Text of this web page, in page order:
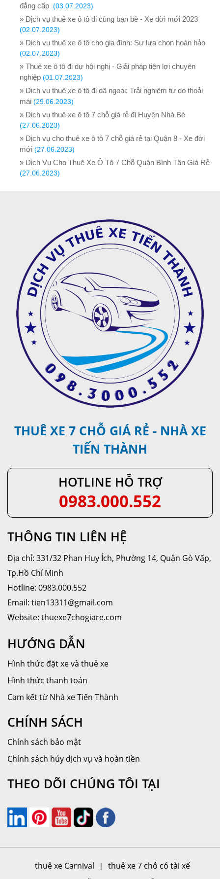
đẳng cấp (03.07.2023)
» Dịch vụ thuê xe ô tô đi cùng bạn bè - Xe đời mới 2023
(02.07.2023)
» Dịch vụ thuê xe ô tô cho gia đình: Sự lựa chọn hoàn hảo
(02.07.2023)
» Thuê xe ô tô đi dự hội nghị - Giải pháp tiện lợi chuyên
nghiệp (01.07.2023)
» Dịch vụ thuê xe ô tô đi dã ngoại: Trải nghiệm tự do thoải
mái (29.06.2023)
» Dịch vụ thuê xe ô tô 7 chỗ giá rẻ đi Huyện Nhà Bè
(27.06.2023)
» Dịch vụ cho thuê xe ô tô 7 chỗ giá rẻ tại Quận 8 - Xe đời
mới (27.06.2023)
» Dịch Vụ Cho Thuê Xe Ô Tô 7 Chỗ Quận Bình Tân Giá Rẻ
(27.06.2023)
THUÊ XE 7 CHỖ GIÁ RẺ - NHÀ XE
TIẾN THÀNH
HOTLINE HỖ TRỢ
0983.000.552
THÔNG TIN LIÊN HỆ
Địa chỉ: 331/32 Phan Huy Ích, Phường 14, Quận Gò Vấp,
Tp.Hồ Chí Minh
Hotline: 0983.000.552
Email: tien13311@gmail.com
Website: thuexe7chogiare.com
HƯỚNG DẪN
Hình thức đặt xe và thuê xe
Hình thức thanh toán
Cam kết từ Nhà xe Tiến Thành
CHÍNH SÁCH
Chính sách bảo mật
Chính sách hủy dịch vụ và hoàn tiền
THEO DÕI CHÚNG TÔI TẠI
thuê xe Carnival
thuê xe 7 chỗ có tài xế